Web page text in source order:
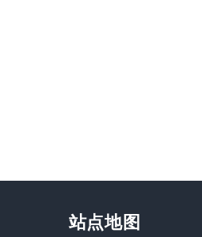
站点地图